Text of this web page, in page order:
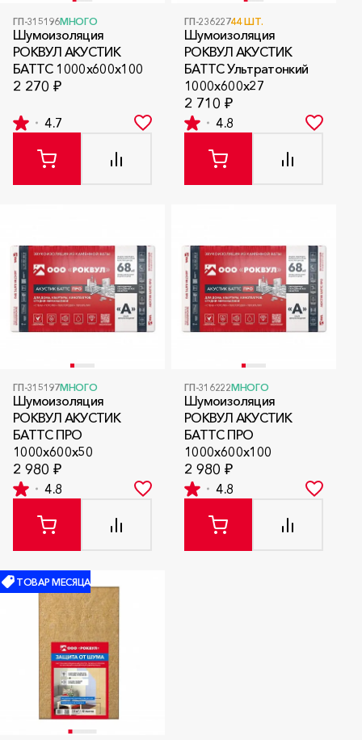
ГП-315196МНОГО
Шумоизоляция
РОКВУЛ АКУСТИК
БАТТС 1000x600x100
2 270 ₽
4.7
ГП-23622744 ШТ.
Шумоизоляция
РОКВУЛ АКУСТИК
БАТТС Ультратонкий
1000x600x27
2 710 ₽
4.8
ГП-315197МНОГО
Шумоизоляция
РОКВУЛ АКУСТИК
БАТТС ПРО
1000x600x50
2 980 ₽
4.8
ГП-316222МНОГО
Шумоизоляция
РОКВУЛ АКУСТИК
БАТТС ПРО
1000x600x100
2 980 ₽
4.8
ТОВАР МЕСЯЦА